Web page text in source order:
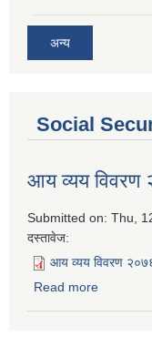
अन्य
Social
आय व्यय
Submitted on: Thu,
दस्तावेज:
आय व्यय विवरण
Read more